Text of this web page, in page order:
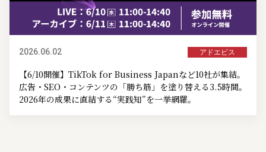
2026.06.02 アドエビス
【6/10開催】TikTok for Business Japanなど10社が集結。
広告・SEO・コンテンツの「勝ち筋」を塗り替える3.5時間。
2026年の成果に直結する“実践知”を一挙網羅。